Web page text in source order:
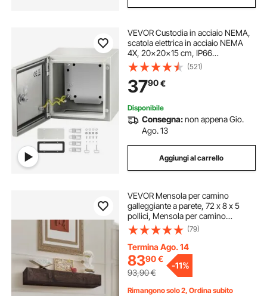
VEVOR Custodia in acciaio NEMA,
scatola elettrica in acciaio NEMA
4X, 20x20x15 cm, IP66
impermeabile e antipolvere, scatola
di giunzione elettrica per
esterni/interni
(521)
3790€
Disponibile
Consegna:non appena Gio.
Ago. 13
Aggiungi al carrello
VEVOR Mensola per camino
galleggiante a parete, 72 x 8 x 5
pollici, Mensola per camino
galleggiante in legno naturale,
Capacità carico 50 libbre, Mensola
per decorazione murale, marrone
chiaro
(79)
Termina Ago. 14
8390€
93,90€
-11%
Rimangono solo 2, Ordina subito